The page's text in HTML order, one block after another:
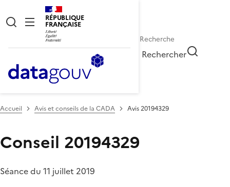
RÉPUBLIQUE
FRANÇAISE
Rechercher
Accueil Avis et conseils de la CADA Avis 20194329
Conseil 20194329
Séance du 11 juillet 2019